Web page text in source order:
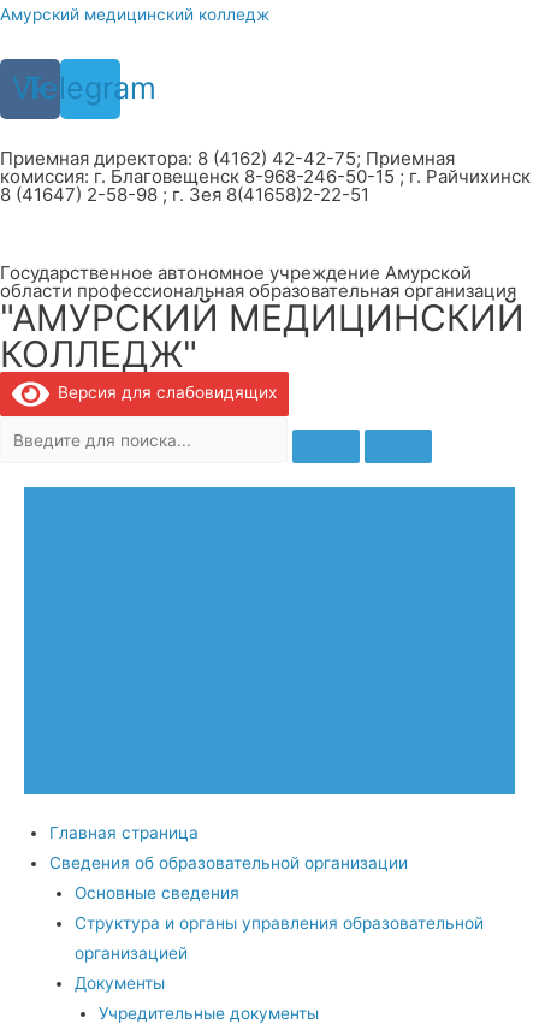
Перейти
содержимому
Амурский медицинский колледж
Vk
Telegram
Приемная директора: 8 (4162) 42-42-75; Приемная
комиссия: г. Благовещенск 8-968-246-50-15 ; г. Райчихинск
8 (41647) 2-58-98 ; г. Зея 8(41658)2-22-51
Государственное автономное учреждение Амурской
области профессиональная образовательная организация
"АМУРСКИЙ МЕДИЦИНСКИЙ
КОЛЛЕДЖ"
Версия для слабовидящих
Главная страница
Сведения об образовательной организации
Основные сведения
Структура и органы управления образовательной
организацией
Документы
Учредительные документы